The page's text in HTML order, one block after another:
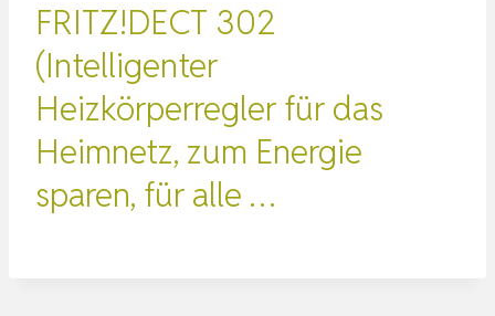
FRITZ!DECT 302
(Intelligenter
Heizkörperregler für das
Heimnetz, zum Energie
sparen, für alle …